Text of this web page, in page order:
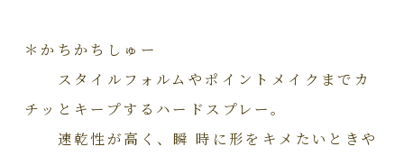
＊かちかちしゅー
スタイルフォルムやポイントメイクまでカ
チッとキープするハードスプレー。
速乾性が高く、瞬 時に形をキメたいときや